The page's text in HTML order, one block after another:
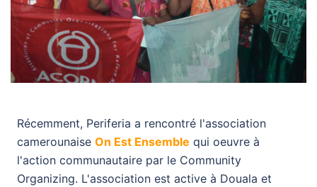
Récemment, Periferia a rencontré l'association
camerounaise On Est Ensemble qui oeuvre à
l'action communautaire par le Community
Organizing. L'association est active à Douala et